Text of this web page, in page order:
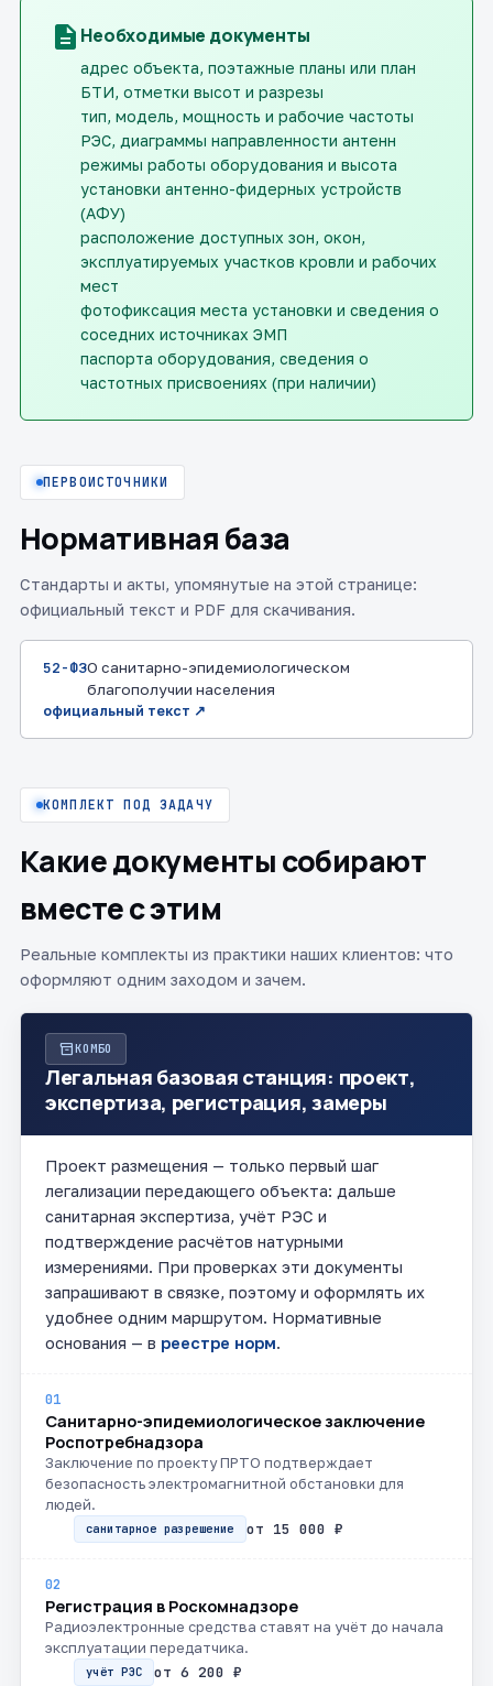
description Необходимые документы
адрес объекта, поэтажные планы или план
БТИ, отметки высот и разрезы
тип, модель, мощность и рабочие частоты
РЭС, диаграммы направленности антенн
режимы работы оборудования и высота
установки антенно-фидерных устройств
(АФУ)
расположение доступных зон, окон,
эксплуатируемых участков кровли и рабочих
мест
фотофиксация места установки и сведения о
соседних источниках ЭМП
паспорта оборудования, сведения о
частотных присвоениях (при наличии)
ПЕРВОИСТОЧНИКИ
Нормативная база
Стандарты и акты, упомянутые на этой странице:
официальный текст и PDF для скачивания.
52-ФЗО санитарно-эпидемиологическом
благополучии населения
официальный текст ↗
КОМПЛЕКТ ПОД ЗАДАЧУ
Какие документы собирают
вместе с этим
Реальные комплекты из практики наших клиентов: что
оформляют одним заходом и зачем.
inventory_2КОМБО
Легальная базовая станция: проект,
экспертиза, регистрация, замеры
Проект размещения — только первый шаг
легализации передающего объекта: дальше
санитарная экспертиза, учёт РЭС и
подтверждение расчётов натурными
измерениями. При проверках эти документы
запрашивают в связке, поэтому и оформлять их
удобнее одним маршрутом. Нормативные
основания — в реестре норм.
01
Санитарно-эпидемиологическое заключение
Роспотребнадзора
Заключение по проекту ПРТО подтверждает
безопасность электромагнитной обстановки для
людей.
санитарное разрешение от 15 000 ₽
02
Регистрация в Роскомнадзоре
Радиоэлектронные средства ставят на учёт до начала
эксплуатации передатчика.
учёт РЭС от 6 200 ₽